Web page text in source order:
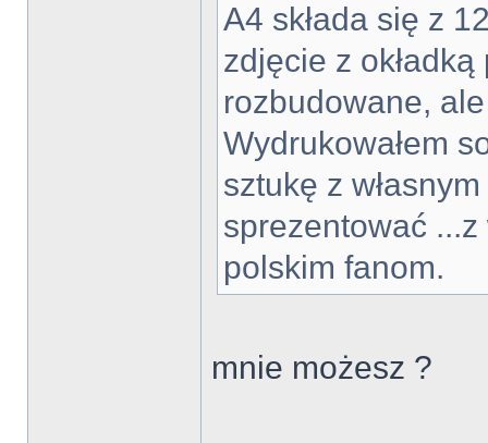
A4 składa się z
zdjęcie z
rozbudowane,
Wydrukowałem
sztukę z
sprezentować
polskim fanom.
mnie możesz ?